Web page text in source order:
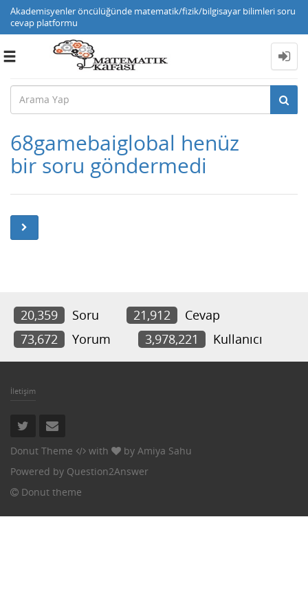
Akademisyenler öncülüğünde matematik/fizik/bilgisayar bilimleri soru
cevap platformu
Toggle
68gamebaiglobal henüz
bir soru göndermedi
20,359 Soru 21,912
Cevap
73,672
Yorum 3,978,221 Kullanıcı
İletişim
Donut Theme with by Amiya Sahu
Powered by Question2Answer
Donut theme